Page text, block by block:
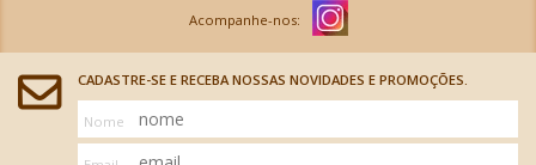
CADASTRE-SE E RECEBA NOSSAS NOVIDADES E PROMOÇÕES.
Nome